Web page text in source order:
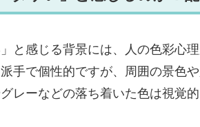
」と感じる背景には、人の色彩心
手で個性的ですが、周囲の景色
レーなどの落ち着いた色は視覚